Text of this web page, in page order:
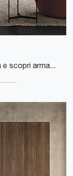
Cerchi un'armadiatura in legno? Clicca e scopri armadiature a muro con ante battenti di Mobilgam.